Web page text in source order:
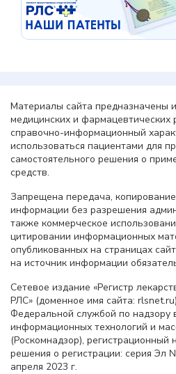
Материалы сайта предназначены
медицинских и фармацевтических
справочно-информационный
использоваться пациентами для
самостоятельного решения о
средств.
Запрещена передача,
информации без разрешения
также коммерческое
цитировании информационных
опубликованных на страницах
на источник информации
Сетевое издание «Регистр
РЛС» (доменное имя сайта:
Федеральной службой по надзору
информационных технологий и
(Роскомнадзор), регистрационный
решения о регистрации: серия
апреля 2023 г.